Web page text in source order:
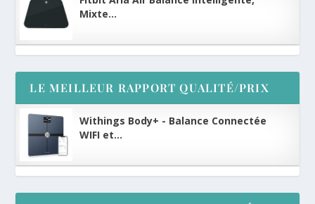
Mixte...
LE MEILLEUR RAPPORT QUALITÉ/PRIX
Withings Body+ - Balance Connectée
WIFI et...